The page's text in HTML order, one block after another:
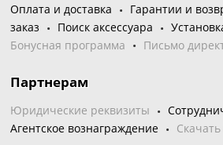
Оплата и доставка Гарантии и
заказ
Поиск аксессуара
Бонусная программа
Письмо
Партнерам
Юридические реквизиты
Агентское вознаграждение